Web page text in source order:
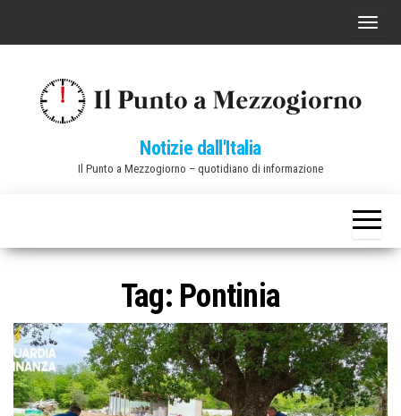
C
a
v
a
z
i
o
Notizie dall'Italia
Il Punto a Mezzogiorno – quotidiano di informazione
Tag: Pontinia